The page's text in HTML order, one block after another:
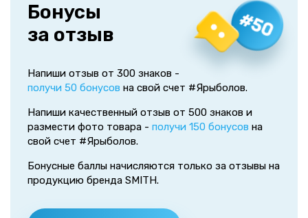
Бонусы
за отзыв
Напиши отзыв от 300 знаков -
получи 50 бонусов на свой счет #Ярыболов.
Напиши качественный отзыв от 500 знаков и
размести фото товара - получи 150 бонусов на
свой счет #Ярыболов.
Бонусные баллы начисляются только за отзывы на
продукцию бренда SMITH.